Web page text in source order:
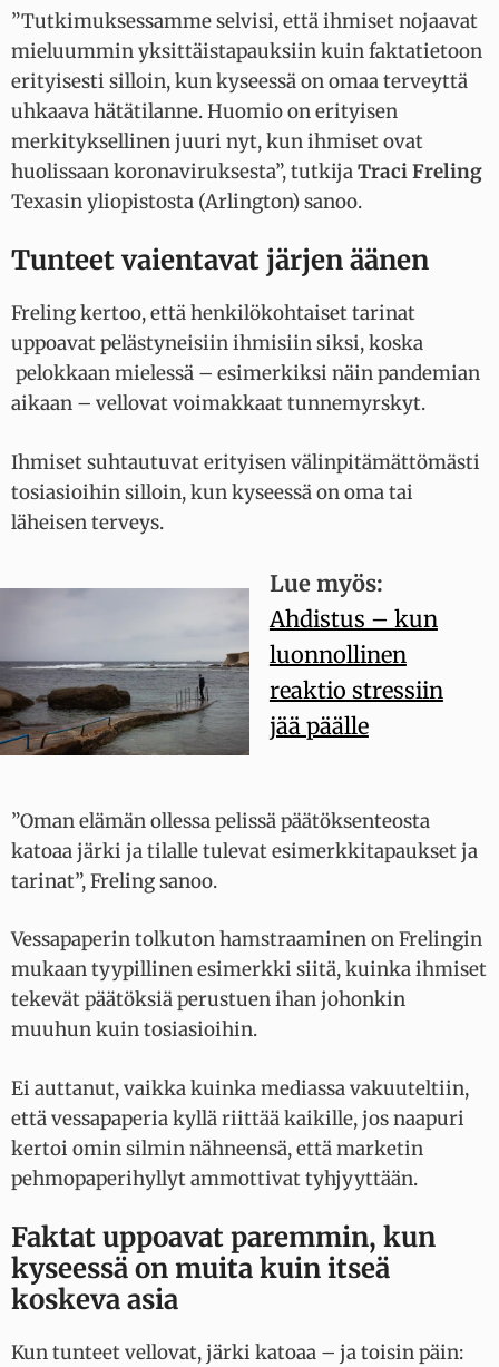
”Tutkimuksessamme selvisi, että ihmiset nojaavat
mieluummin yksittäistapauksiin kuin faktatietoon
erityisesti silloin, kun kyseessä on omaa terveyttä
uhkaava hätätilanne. Huomio on erityisen
merkityksellinen juuri nyt, kun ihmiset ovat
huolissaan koronaviruksesta”, tutkijaTraci Freling
Texasin yliopistosta (Arlington) sanoo.
Tunteet vaientavat järjen äänen
Freling kertoo, että henkilökohtaiset tarinat
uppoavat pelästyneisiin ihmisiin siksi, koska
pelokkaan mielessä – esimerkiksi näin pandemian
aikaan – vellovat voimakkaat tunnemyrskyt.
Ihmiset suhtautuvat erityisen välinpitämättömästi
tosiasioihin silloin, kun kyseessä on oma tai
läheisen terveys.
Lue myös:
Ahdistus – kun
luonnollinen
reaktio stressiin
jää päälle
”Oman elämän ollessa pelissä päätöksenteosta
katoaa järki ja tilalle tulevat esimerkkitapaukset ja
tarinat”, Freling sanoo.
Vessapaperin tolkuton hamstraaminen on Frelingin
mukaan tyypillinen esimerkki siitä, kuinka ihmiset
tekevät päätöksiä perustuen ihan johonkin
muuhun kuin tosiasioihin.
Ei auttanut, vaikka kuinka mediassa vakuuteltiin,
että vessapaperia kyllä riittää kaikille, jos naapuri
kertoi omin silmin nähneensä, että marketin
pehmopaperihyllyt ammottivat tyhjyyttään.
Faktat uppoavat paremmin, kun
kyseessä on muita kuin itseä
koskeva asia
Kun tunteet vellovat, järki katoaa – ja toisin päin: